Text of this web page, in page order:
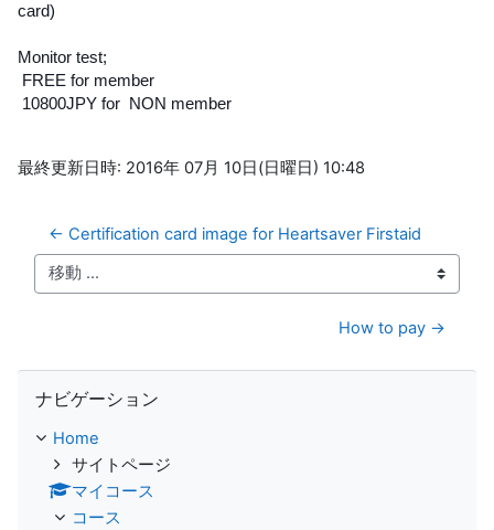
card)
Monitor test;
FREE for member
10800JPY for NON member
最終更新日時: 2016年 07月 10日(日曜日) 10:48
← Certification card image for Heartsaver Firstaid
移動 ...
How to pay →
ナビゲーション
Home
サイトページ
マイコース
コース